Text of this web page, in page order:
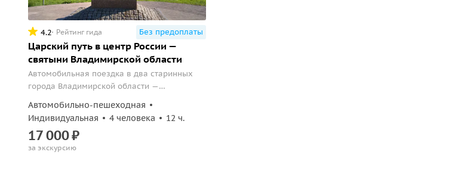
4.2 Рейтинг гида Без предоплаты
Царский путь в центр России —
святыни Владимирской области
Автомобильная поездка в два старинных
города Владимирской области —
Автомобильно-пешеходная
Индивидуальная
4 человека 12 ч.
17000₽
за экскурсию